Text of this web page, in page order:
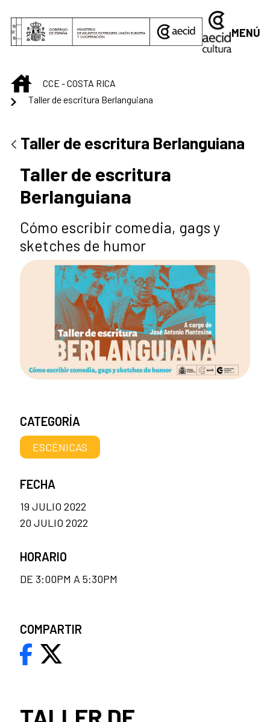
MENÚ
INICIO
CCE - COSTA RICA
Taller de escritura Berlanguiana
Taller de escritura Berlanguiana
Taller de escritura
Berlanguiana
Cómo escribir comedia, gags y
sketches de humor
CATEGORÍA
ESCÉNICAS
FECHA
19 JULIO 2022
20 JULIO 2022
HORARIO
DE 3:00PM A 5:30PM
COMPARTIR